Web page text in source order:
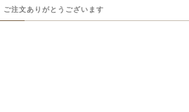
ご注文ありがとうございます